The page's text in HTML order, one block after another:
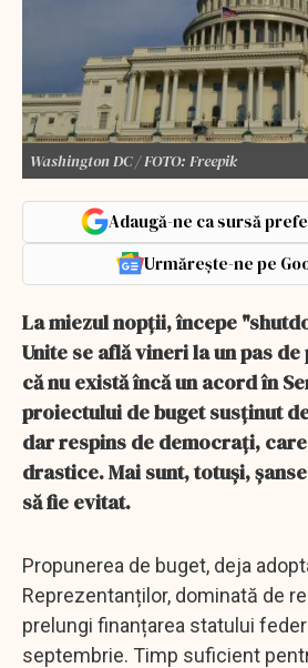
Washington DC / FOTO: Freepik
Adaugă-ne ca sursă
Urmărește-ne pe
La miezul nopții, începe
Unite se află vineri la un pas
că nu există încă un acord în
proiectului de buget susținut
dar respins de democrați,
drastice. Mai sunt, totuși,
să fie evitat.
Propunerea de buget, deja
Reprezentanților, dominată de
prelungi finanțarea statului
septembrie. Timp suficient